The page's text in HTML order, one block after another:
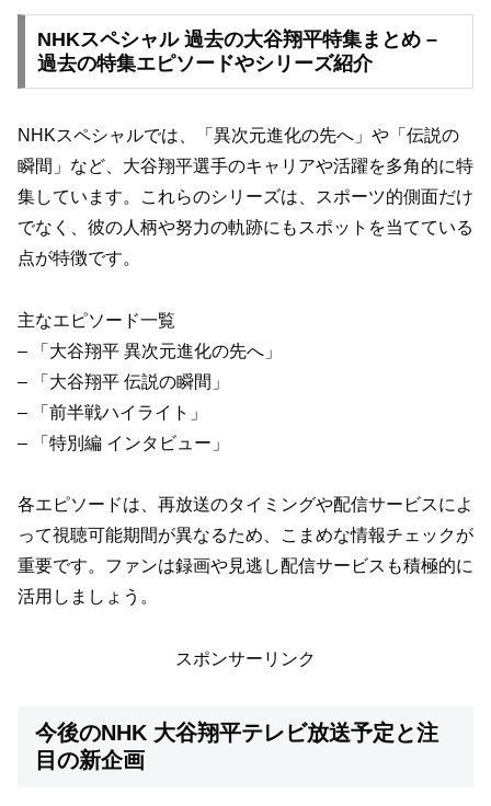
NHKスペシャル 過去の大谷翔平特集まとめ –
過去の特集エピソードやシリーズ紹介
NHKスペシャルでは、「異次元進化の先へ」や「伝説の
瞬間」など、大谷翔平選手のキャリアや活躍を多角的に特
集しています。これらのシリーズは、スポーツ的側面だけ
でなく、彼の人柄や努力の軌跡にもスポットを当てている
点が特徴です。
主なエピソード一覧
– 「大谷翔平 異次元進化の先へ」
– 「大谷翔平 伝説の瞬間」
– 「前半戦ハイライト」
– 「特別編 インタビュー」
各エピソードは、再放送のタイミングや配信サービスによ
って視聴可能期間が異なるため、こまめな情報チェックが
重要です。ファンは録画や見逃し配信サービスも積極的に
活用しましょう。
スポンサーリンク
今後のNHK 大谷翔平テレビ放送予定と注
目の新企画